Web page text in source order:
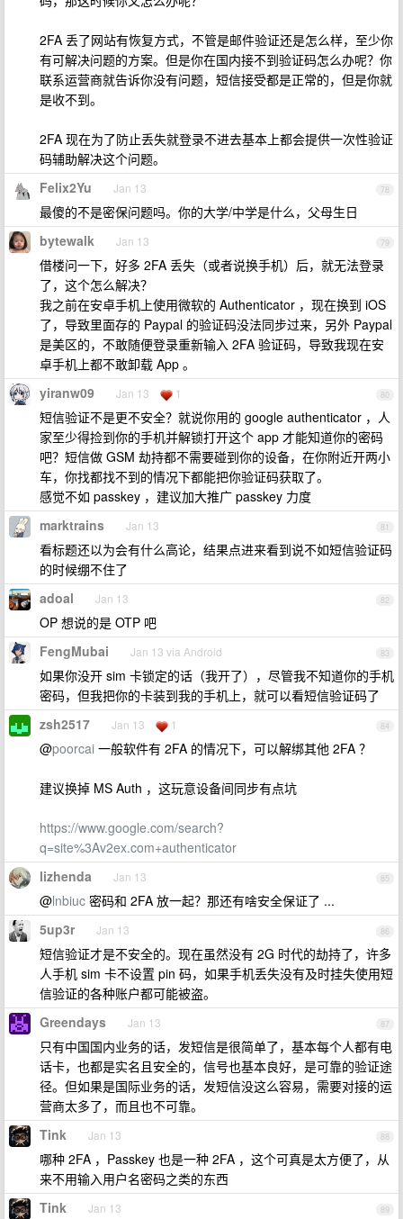
2FA 丢了网站有恢复方式，不管是邮件验证还是怎么样，至少你
有可解决问题的方案。但是你在国内接不到验证码怎么办呢？你
联系运营商就告诉你没有问题，短信接受都是正常的，但是你就
是收不到。
2FA 现在为了防止丢失就登录不进去基本上都会提供一次性验证
码辅助解决这个问题。
78
Felix2Yu Jan 13
最傻的不是密保问题吗。你的大学/中学是什么，父母生日
79
bytewalk Jan 13
借楼问一下，好多 2FA 丢失（或者说换手机）后，就无法登录
了，这个怎么解决？
我之前在安卓手机上使用微软的 Authenticator ，现在换到 iOS
了，导致里面存的 Paypal 的验证码没法同步过来，另外 Paypal
是美区的，不敢随便登录重新输入 2FA 验证码，导致我现在安
卓手机上都不敢卸载 App 。
80
yiranw09 Jan 13 1
短信验证不是更不安全？就说你用的 google authenticator ，人
家至少得捡到你的手机并解锁打开这个 app 才能知道你的密码
吧？短信做 GSM 劫持都不需要碰到你的设备，在你附近开两小
车，你找都找不到的情况下都能把你验证码获取了。
感觉不如 passkey ，建议加大推广 passkey 力度
81
marktrains Jan 13
看标题还以为会有什么高论，结果点进来看到说不如短信验证码
的时候绷不住了
82
adoal Jan 13
OP 想说的是 OTP 吧
83
FengMubai Jan 13 via Android
如果你没开 sim 卡锁定的话（我开了），尽管我不知道你的手机
密码，但我把你的卡装到我的手机上，就可以看短信验证码了
84
zsh2517 Jan 13 1
@poorcai 一般软件有 2FA 的情况下，可以解绑其他 2FA ？
建议换掉 MS Auth ，这玩意设备间同步有点坑
https://www.google.com/search?
q=site%3Av2ex.com+authenticator
85
lizhenda Jan 13
@lnbiuc 密码和 2FA 放一起？那还有啥安全保证了 ...
86
5up3r Jan 13
短信验证才是不安全的。现在虽然没有 2G 时代的劫持了，许多
人手机 sim 卡不设置 pin 码，如果手机丢失没有及时挂失使用短
信验证的各种账户都可能被盗。
87
Greendays Jan 13
只有中国国内业务的话，发短信是很简单了，基本每个人都有电
话卡，也都是实名且安全的，信号也基本良好，是可靠的验证途
径。但如果是国际业务的话，发短信没这么容易，需要对接的运
营商太多了，而且也不可靠。
88
Tink Jan 13
哪种 2FA ，Passkey 也是一种 2FA ，这个可真是太方便了，从
来不用输入用户名密码之类的东西
89
Tink Jan 13